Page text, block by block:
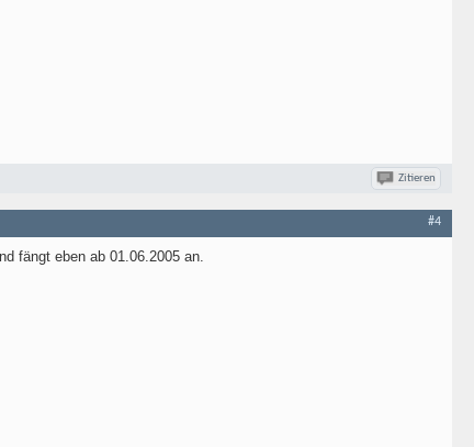
Zitieren
#4
fängt eben ab 01.06.2005 an.